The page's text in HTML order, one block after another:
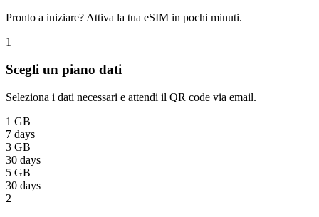
Pronto a iniziare? Attiva la tua eSIM in pochi minuti.
1
Scegli un piano dati
Seleziona i dati necessari e attendi il QR code via email.
1 GB
7 days
3 GB
30 days
5 GB
30 days
2